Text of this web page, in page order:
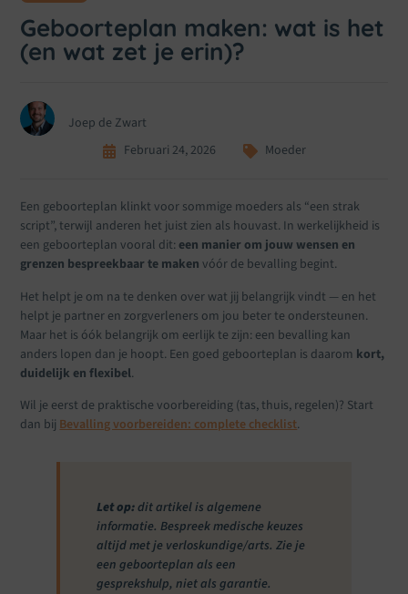
Geboorteplan maken: wat is het
(en wat zet je erin)?
Joep de Zwart
Februari 24, 2026
Moeder
Een geboorteplan klinkt voor sommige moeders als “een strak
script”, terwijl anderen het juist zien als houvast. In werkelijkheid is
een geboorteplan vooral dit: een manier om jouw wensen en
grenzen bespreekbaar te maken vóór de bevalling begint.
Het helpt je om na te denken over wat jij belangrijk vindt — en het
helpt je partner en zorgverleners om jou beter te ondersteunen.
Maar het is óók belangrijk om eerlijk te zijn: een bevalling kan
anders lopen dan je hoopt. Een goed geboorteplan is daarom kort,
duidelijk en flexibel.
Wil je eerst de praktische voorbereiding (tas, thuis, regelen)? Start
dan bij Bevalling voorbereiden: complete checklist.
Let op:dit artikel is algemene
informatie. Bespreek medische keuzes
altijd met je verloskundige/arts. Zie je
een geboorteplan als een
gesprekshulp, niet als garantie.